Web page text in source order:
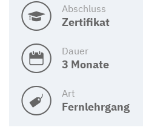
Abschluss
Zertifikat
Dauer
3 Monate
Art
Fernlehrgang